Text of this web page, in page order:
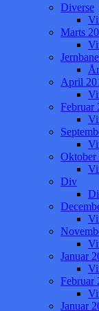
Diverse
Marts
April
Februar
Oktober
Div
Januar
Februar
Januar